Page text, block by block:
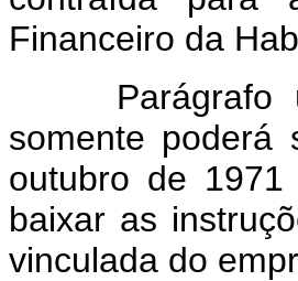
Financeiro da
somente
outubro de
baixar as
vinculada do